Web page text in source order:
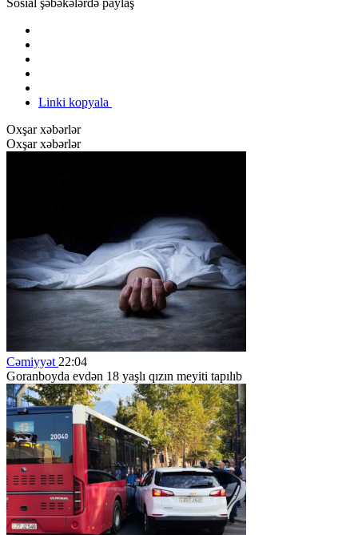
Linki kopyala
Oxşar xəbərlər
Oxşar xəbərlər
Cəmiyyət 22:04
Goranboyda evdən 18 yaşlı qızın meyiti tapılıb